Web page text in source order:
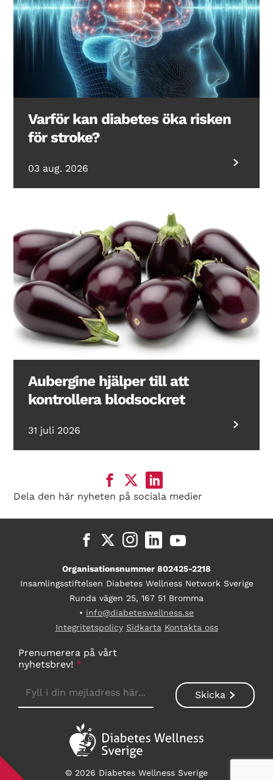
Varför kan diabetes öka risken
för stroke?
03 aug. 2026
Aubergine hjälper till att
kontrollera blodsockret
31 juli 2026
Dela den här nyheten på sociala medier
Organisationsnummer 802425-2218
Insamlingsstiftelsen Diabetes Wellness Network Sverige
Runda vägen 25, 167 51 Bromma
• info@diabeteswellness.se
Integritetspolicy Sidkarta Kontakta oss
Prenumerera på vårt
nyhetsbrev! *
© 2026 Diabetes Wellness Sverige